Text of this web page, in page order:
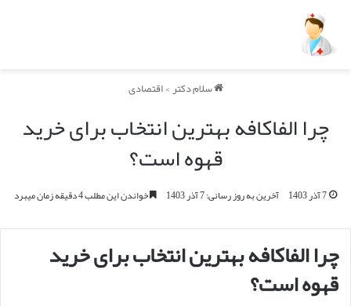
سلام دکتر>اقتصادی
چرا الفاکافه بهترین انتخاب برای خرید
قهوه است؟
7 آذر 1403 آخرین به روز رسانی: 7 آذر 1403 خواندن این مطلب 4 دقیقه زمان میبرد
چرا الفاکافه بهترین انتخاب برای خرید
قهوه است؟